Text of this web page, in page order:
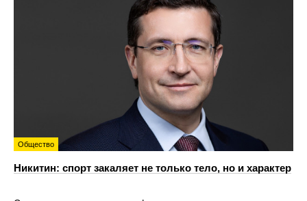
Общество
Никитин: спорт закаляет не только тело, но и характер